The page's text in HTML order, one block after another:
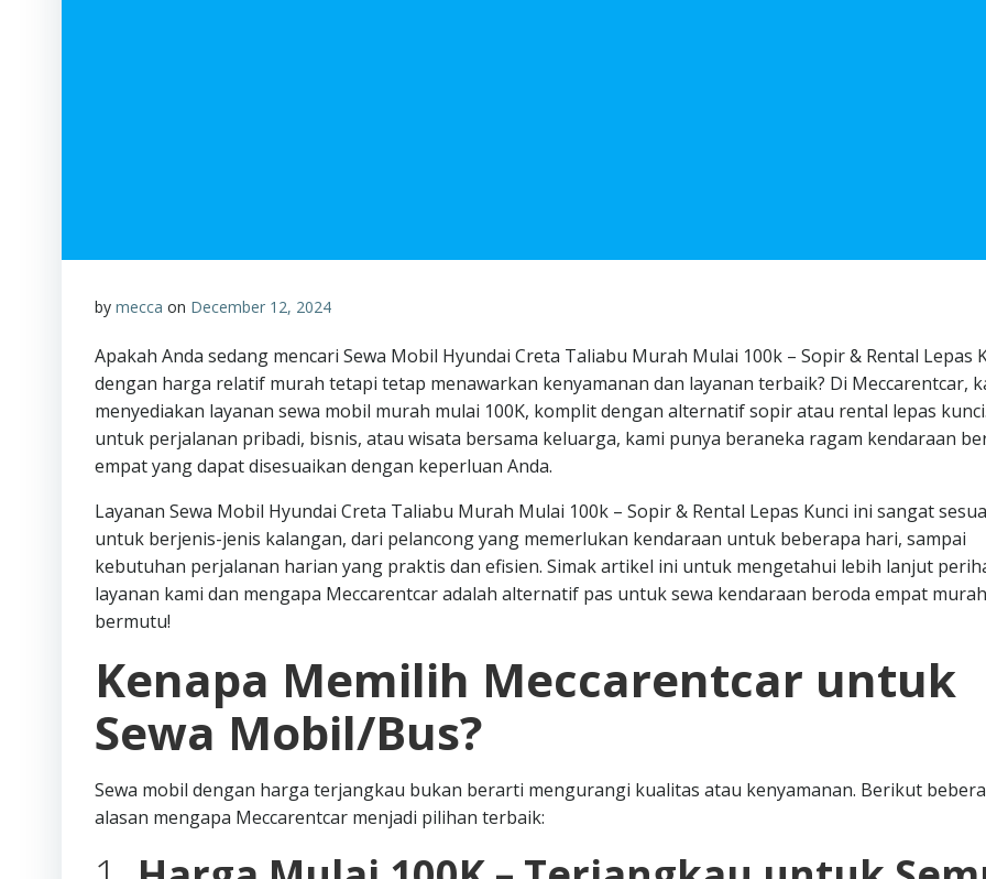
by mecca on December 12, 2024
Apakah Anda sedang mencari Sewa Mobil Hyundai Creta Taliabu Murah Mulai 100k – Sopir & Rental Lepas
dengan harga relatif murah tetapi tetap menawarkan kenyamanan dan layanan terbaik? Di Meccarentcar,
menyediakan layanan sewa mobil murah mulai 100K, komplit dengan alternatif sopir atau rental lepas
untuk perjalanan pribadi, bisnis, atau wisata bersama keluarga, kami punya beraneka ragam kendaraan
empat yang dapat disesuaikan dengan keperluan Anda.
Layanan Sewa Mobil Hyundai Creta Taliabu Murah Mulai 100k – Sopir & Rental Lepas Kunci ini sangat
untuk berjenis-jenis kalangan, dari pelancong yang memerlukan kendaraan untuk beberapa hari, sampai
kebutuhan perjalanan harian yang praktis dan efisien. Simak artikel ini untuk mengetahui lebih lanjut
layanan kami dan mengapa Meccarentcar adalah alternatif pas untuk sewa kendaraan beroda empat
bermutu!
Kenapa Memilih Meccarentcar untuk
Sewa Mobil/Bus?
Sewa mobil dengan harga terjangkau bukan berarti mengurangi kualitas atau kenyamanan. Berikut
alasan mengapa Meccarentcar menjadi pilihan terbaik: